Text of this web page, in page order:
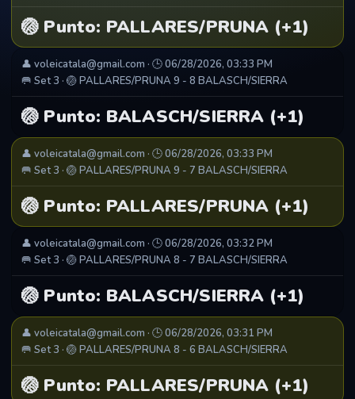
🏐 Punto: PALLARES/PRUNA (+1)
👤 voleicatala@gmail.com · 🕒 06/28/2026, 03:33 PM
🥅 Set 3 · 🏐 PALLARES/PRUNA 9 - 8 BALASCH/SIERRA
🏐 Punto: BALASCH/SIERRA (+1)
👤 voleicatala@gmail.com · 🕒 06/28/2026, 03:33 PM
🥅 Set 3 · 🏐 PALLARES/PRUNA 9 - 7 BALASCH/SIERRA
🏐 Punto: PALLARES/PRUNA (+1)
👤 voleicatala@gmail.com · 🕒 06/28/2026, 03:32 PM
🥅 Set 3 · 🏐 PALLARES/PRUNA 8 - 7 BALASCH/SIERRA
🏐 Punto: BALASCH/SIERRA (+1)
👤 voleicatala@gmail.com · 🕒 06/28/2026, 03:31 PM
🥅 Set 3 · 🏐 PALLARES/PRUNA 8 - 6 BALASCH/SIERRA
🏐 Punto: PALLARES/PRUNA (+1)